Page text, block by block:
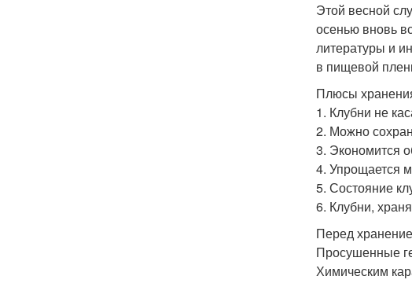
Этой весной
осенью вновь
литературы и
в пищевой
Плюсы
1. Клубни не
2. Можно
3. Экономится
4. Упрощается
5. Состояние
6. Клубни,
Перед
Просушенные
Химическим